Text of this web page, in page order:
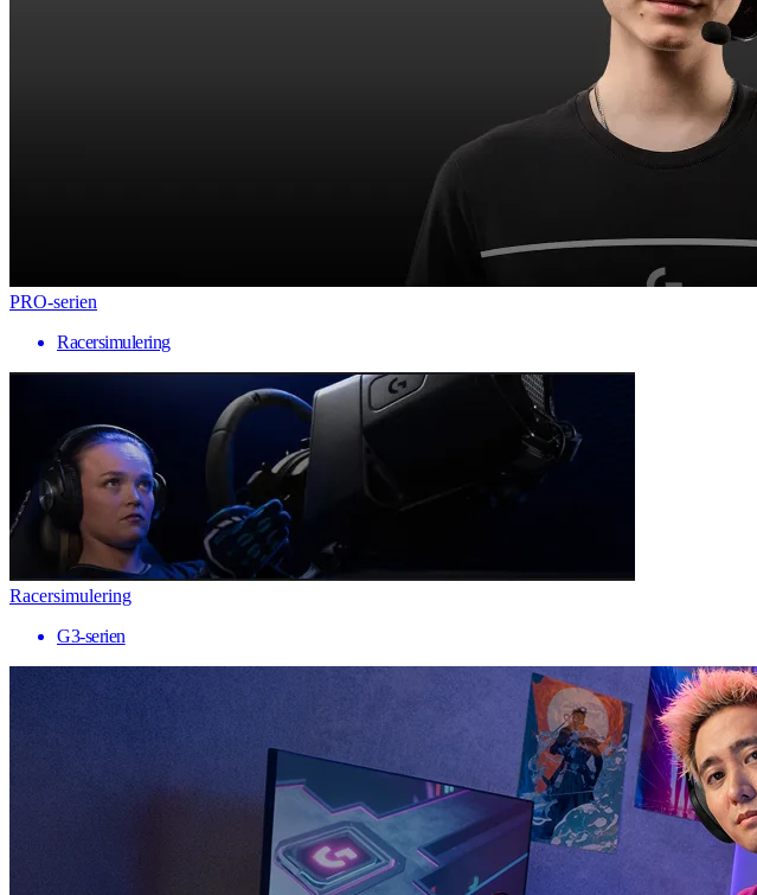
PRO-serien
Racersimulering
Racersimulering
G3-serien